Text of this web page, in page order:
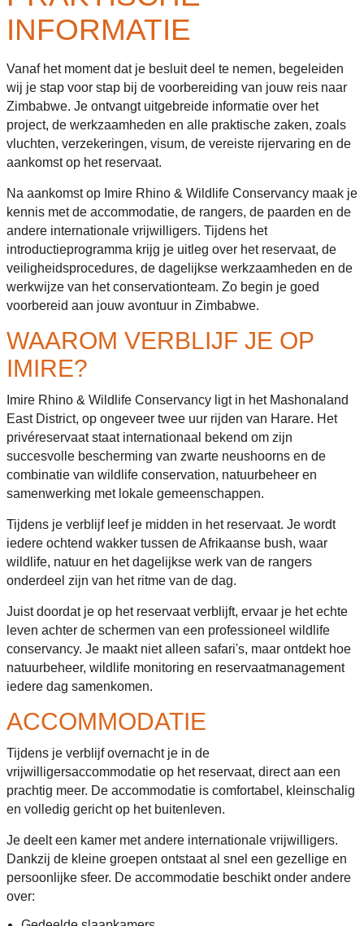
INFORMATIE
Vanaf het moment dat je besluit deel te nemen, begeleiden
wij je stap voor stap bij de voorbereiding van jouw reis naar
Zimbabwe. Je ontvangt uitgebreide informatie over het
project, de werkzaamheden en alle praktische zaken, zoals
vluchten, verzekeringen, visum, de vereiste rijervaring en de
aankomst op het reservaat.
Na aankomst op Imire Rhino & Wildlife Conservancy maak je
kennis met de accommodatie, de rangers, de paarden en de
andere internationale vrijwilligers. Tijdens het
introductieprogramma krijg je uitleg over het reservaat, de
veiligheidsprocedures, de dagelijkse werkzaamheden en de
werkwijze van het conservationteam. Zo begin je goed
voorbereid aan jouw avontuur in Zimbabwe.
WAAROM VERBLIJF JE OP
IMIRE?
Imire Rhino & Wildlife Conservancy ligt in het Mashonaland
East District, op ongeveer twee uur rijden van Harare. Het
privéreservaat staat internationaal bekend om zijn
succesvolle bescherming van zwarte neushoorns en de
combinatie van wildlife conservation, natuurbeheer en
samenwerking met lokale gemeenschappen.
Tijdens je verblijf leef je midden in het reservaat. Je wordt
iedere ochtend wakker tussen de Afrikaanse bush, waar
wildlife, natuur en het dagelijkse werk van de rangers
onderdeel zijn van het ritme van de dag.
Juist doordat je op het reservaat verblijft, ervaar je het echte
leven achter de schermen van een professioneel wildlife
conservancy. Je maakt niet alleen safari's, maar ontdekt hoe
natuurbeheer, wildlife monitoring en reservaatmanagement
iedere dag samenkomen.
ACCOMMODATIE
Tijdens je verblijf overnacht je in de
vrijwilligersaccommodatie op het reservaat, direct aan een
prachtig meer. De accommodatie is comfortabel, kleinschalig
en volledig gericht op het buitenleven.
Je deelt een kamer met andere internationale vrijwilligers.
Dankzij de kleine groepen ontstaat al snel een gezellige en
persoonlijke sfeer. De accommodatie beschikt onder andere
over: